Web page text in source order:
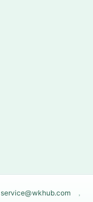
service@wkhub.com ，